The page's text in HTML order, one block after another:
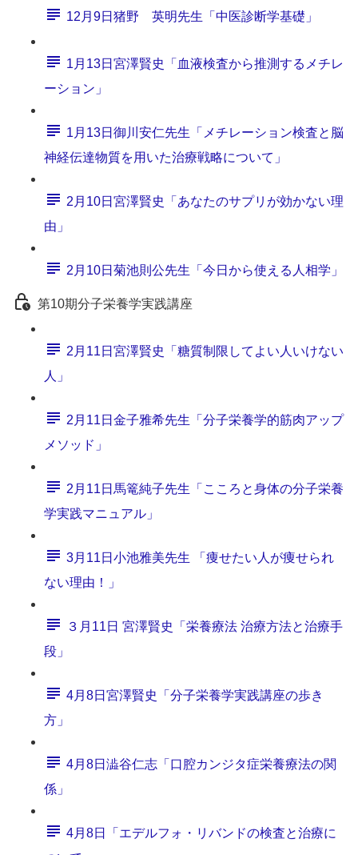
12月9日猪野 英明先生「中医診断学基礎」
1月13日宮澤賢史「血液検査から推測するメチレ
ーション」
1月13日御川安仁先生「メチレーション検査と脳
神経伝達物質を用いた治療戦略について」
2月10日宮澤賢史「あなたのサプリが効かない理
由」
2月10日菊池則公先生「今日から使える人相学」
第10期分子栄養学実践講座
2月11日宮澤賢史「糖質制限してよい人いけない
人」
2月11日金子雅希先生「分子栄養学的筋肉アップ
メソッド」
2月11日馬篭純子先生「こころと身体の分子栄養
学実践マニュアル」
3月11日小池雅美先生 「痩せたい人が痩せられ
ない理由！」
３月11日 宮澤賢史「栄養療法 治療方法と治療手
段」
4月8日宮澤賢史「分子栄養学実践講座の歩き
方」
4月8日澁谷仁志「口腔カンジタ症栄養療法の関
係」
4月8日「エデルフォ・リバンドの検査と治療に